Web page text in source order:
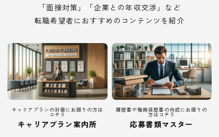
「面接対策」「企業との年収交渉」など
転職希望者におすすめのコンテンツを紹介
キャリアプランの計画にお困りの方は
コチラ
キャリアプラン案内所
履歴書や職務経歴書の作成にお困りの
方はコチラ
応募書類マスター